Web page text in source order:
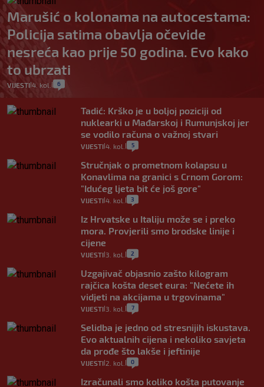
Marušić o kolonama na autocestama:
Policija satima obavlja očevide
nesreća kao prije 50 godina. Evo kako
to ubrzati
VIJESTI 4. kol. 6
Tadić: Krško je u boljoj poziciji od
nuklearki u Mađarskoj i Rumunjskoj jer
se vodilo računa o važnoj stvari
VIJESTI 4. kol. 5
Stručnjak o prometnom kolapsu u
Konavlima na granici s Crnom Gorom:
"Idućeg ljeta bit će još gore"
VIJESTI 4. kol. 3
Iz Hrvatske u Italiju može se i preko
mora. Provjerili smo brodske linije i
cijene
VIJESTI 3. kol. 2
Uzgajivač objasnio zašto kilogram
rajčica košta deset eura: "Nećete ih
vidjeti na akcijama u trgovinama"
VIJESTI 3. kol. 7
Selidba je jedno od stresnijih iskustava.
Evo aktualnih cijena i nekoliko savjeta
da prođe što lakše i jeftinije
VIJESTI 2. kol. 0
Izračunali smo koliko košta putovanje